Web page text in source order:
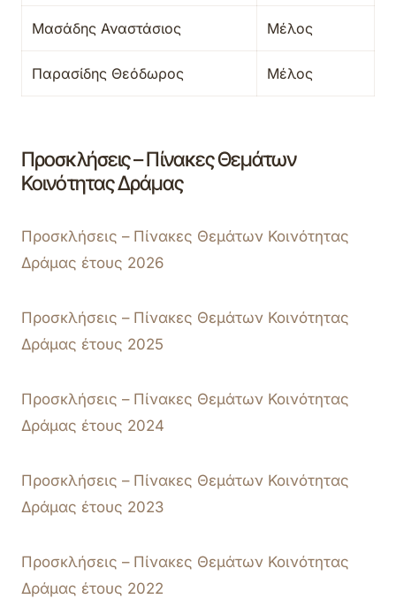
Μασάδης Αναστάσιος Μέλος
Παρασίδης Θεόδωρος Μέλος
Προσκλήσεις – Πίνακες Θεμάτων
Κοινότητας Δράμας
Προσκλήσεις – Πίνακες Θεμάτων Κοινότητας
Δράμας έτους 2026
Προσκλήσεις – Πίνακες Θεμάτων Κοινότητας
Δράμας έτους 2025
Προσκλήσεις – Πίνακες Θεμάτων Κοινότητας
Δράμας έτους 2024
Προσκλήσεις – Πίνακες Θεμάτων Κοινότητας
Δράμας έτους 2023
Προσκλήσεις – Πίνακες Θεμάτων Κοινότητας
Δράμας έτους 2022